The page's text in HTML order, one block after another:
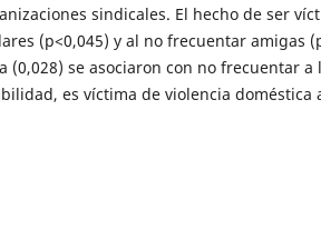
sindicales. El hecho de ser
(p<0,045) y al no frecuentar amigas
(0,028) se asociaron con no frecuentar
es víctima de violencia